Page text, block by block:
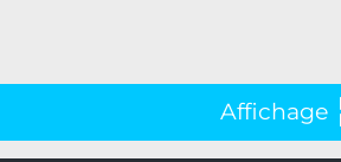
Affichage